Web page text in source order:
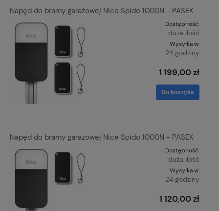
Napęd do bramy garażowej Nice Spido 1000N - PASEK
Dostępność:
duża ilość
Wysyłka w:
24 godziny
1 199,00 zł
Do koszyka
Napęd do bramy garażowej Nice Spido 1000N - PASEK
Dostępność:
duża ilość
Wysyłka w:
24 godziny
1 120,00 zł